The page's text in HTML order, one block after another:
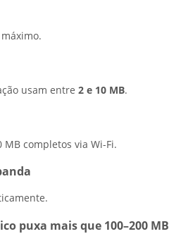
usam entre 2 e 10 MB.
completos via Wi-Fi.
puxa mais que 100–200 MB